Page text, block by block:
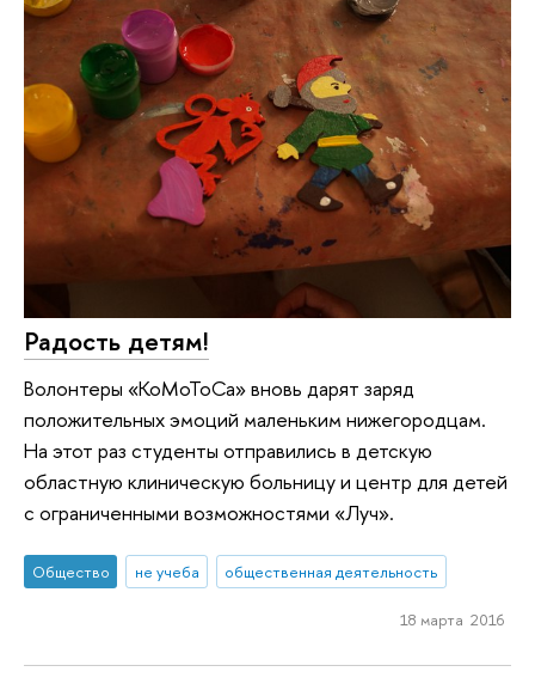
Радость детям!
Волонтеры «КоМоТоСа» вновь дарят заряд
положительных эмоций маленьким нижегородцам.
На этот раз студенты отправились в детскую
областную клиническую больницу и центр для детей
с ограниченными возможностями «Луч».
Общество не учеба общественная деятельность
18 марта 2016